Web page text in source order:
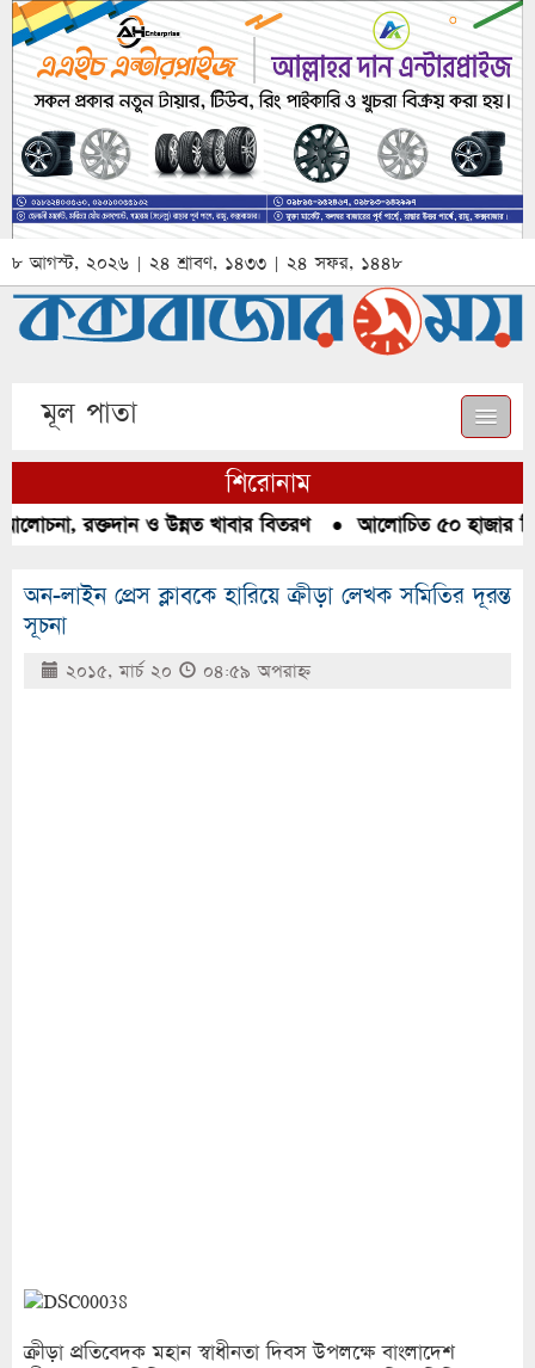
৮ আগস্ট, ২০২৬ | ২৪ শ্রাবণ, ১৪৩৩ | ২৪ সফর, ১৪৪৮
মূল পাতা
শিরোনাম
রক্তদান ও উন্নত খাবার বিতরণ●আলোচিত ৫০ হাজার পিস
অন-লাইন প্রেস ক্লাবকে হারিয়ে ক্রীড়া লেখক সমিতির দূরন্ত
সূচনা
২০১৫, মার্চ ২০ ০৪:৫৯ অপরাহ্ণ
ক্রীড়া প্রতিবেদক মহান স্বাধীনতা দিবস উপলক্ষে বাংলাদেশ